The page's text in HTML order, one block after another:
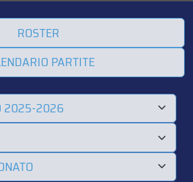
ROSTER
PARTITE